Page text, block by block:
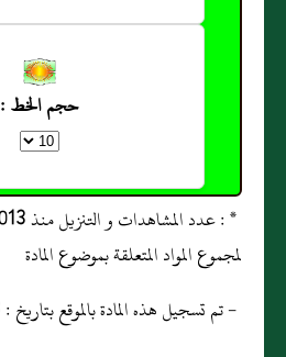
حجم الخط :
لمجموع المواد المتعلقة بموضوع المادة
- تم تسجيل هذه المادة بالموقع بتاريخ : 18/04/2013